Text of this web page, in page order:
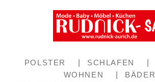
POLSTER SCHLAFEN
WOHNEN
BÄDER